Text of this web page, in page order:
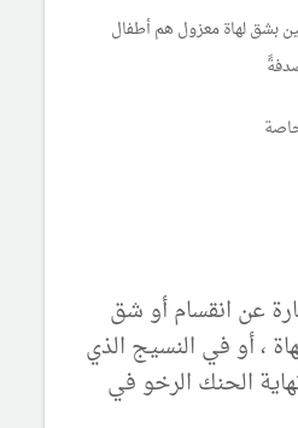
بشق لهاة معزول هم أطفال
عن انقسام أو شق
، أو في النسيج الذي
الحنك الرخو في